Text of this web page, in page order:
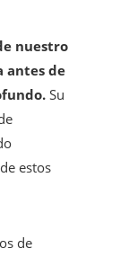
nuestro
antes de
Su
estos
de